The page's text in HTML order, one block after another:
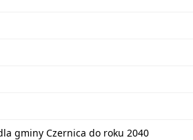
gminy Czernica do roku 2040